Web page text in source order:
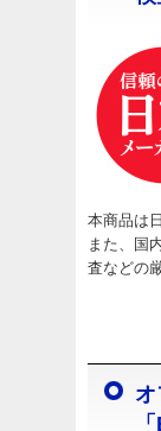
本商品は
また、国
査などの